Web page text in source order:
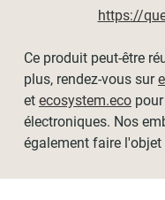
la hauteur de votre store.
- L60cm x H250cm /
- L90cm x H250cm /
- L120cm x H250cm /
https://
Ce produit peut-être
plus, rendez-vous sur
et ecosystem.eco
électroniques. Nos
également faire